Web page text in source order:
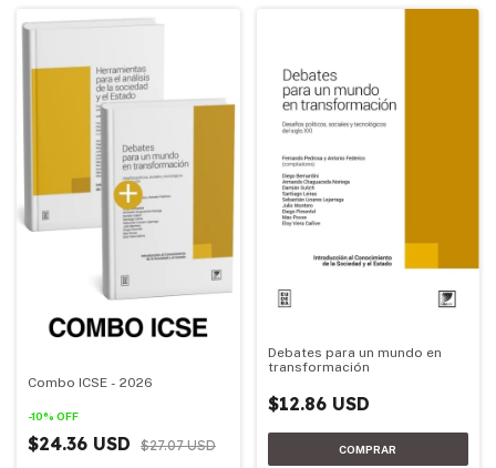
Combo ICSE - 2026
-10% OFF
$24.36 USD $27.07 USD
Debates para un mundo en
transformación
$12.86 USD